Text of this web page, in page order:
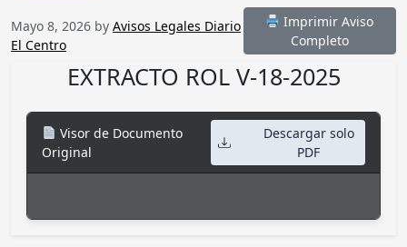
Mayo 8, 2026 by Avisos Legales Diario
El Centro
Imprimir Aviso
Completo
EXTRACTO ROL V-18-2025
Visor de Documento
Original
Descargar solo
PDF